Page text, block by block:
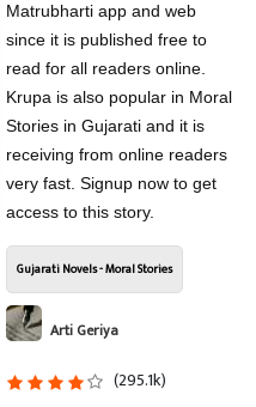
Matrubharti app and web
since it is published free to
read for all readers online.
Krupa is also popular in Moral
Stories in Gujarati and it is
receiving from online readers
very fast. Signup now to get
access to this story.
Gujarati Novels - Moral Stories
Arti Geriya
(295.1k)